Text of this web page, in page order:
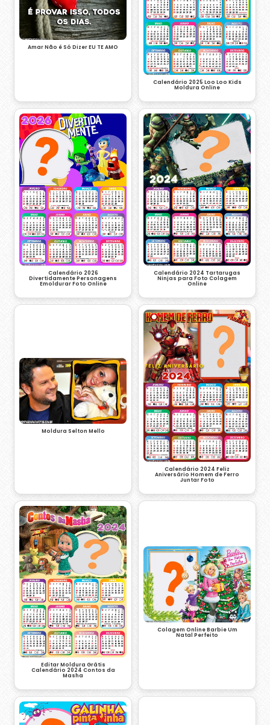
Amar Não é Só Dizer EU TE AMO
Calendário 2025 Loo Loo Kids
Moldura Online
Calendário 2026
Divertidamente Personagens
Emoldurar Foto Online
Calendário 2024 Tartarugas
Ninjas para Foto Colagem
Online
Moldura Selton Mello
Calendário 2024 Feliz
Aniversário Homem de Ferro
Juntar Foto
Editar Moldura Grátis
Calendário 2024 Contos da
Masha
Colagem Online Barbie Um
Natal Perfeito